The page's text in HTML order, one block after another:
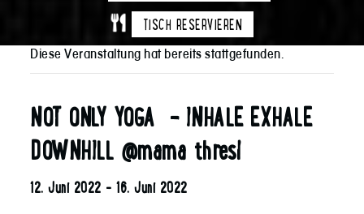
TISCH RESERVIEREN
Diese Veranstaltung hat bereits stattgefunden.
NOT ONLY YOGA – INHALE EXHALE
DOWNHILL @mama thresl
12. Juni 2022 -16. Juni 2022